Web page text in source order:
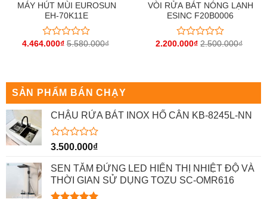
MÁY HÚT MÙI EUROSUN
EH-70K11E
Được
5
sao
4.464.000₫ 5.580.000₫
VÒI RỬA BÁT NÓNG LẠNH
ESINC F20B0006
Được
5
2.200.000₫ 2.500.000₫
SẢN PHẨM BÁN CHẠY
CHẬU RỬA BÁT INOX HỐ CÂN KB-8245L-NN
Được
hạng
0
5
sao
3.500.000₫
SEN TẮM ĐỨNG LED HIỂN THỊ NHIỆT ĐỘ VÀ
THỜI GIAN SỬ DỤNG TOZU SC-OMR616